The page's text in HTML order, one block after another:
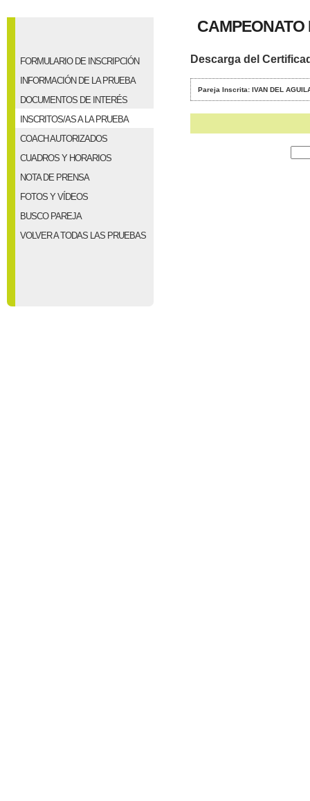
FORMULARIO DE INSCRIPCIÓN
INFORMACIÓN DE LA PRUEBA
DOCUMENTOS DE INTERÉS
INSCRITOS/AS A LA PRUEBA
COACH AUTORIZADOS
CUADROS Y HORARIOS
NOTA DE PRENSA
FOTOS Y VÍDEOS
BUSCO PAREJA
VOLVER A TODAS LAS PRUEBAS
CAMPEONATO
Descarga del
Pareja Inscrita: IVAN DEL